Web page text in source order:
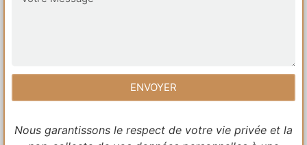
ENVOYER
Nous garantissons le respect de votre vie privée et la